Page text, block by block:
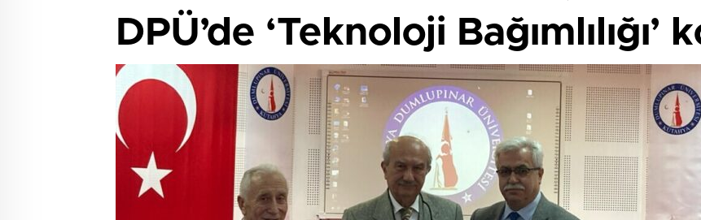
DPÜ’de ‘Teknoloji Bağımlılığı’